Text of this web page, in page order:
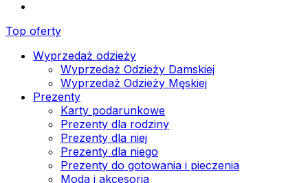
Top oferty
Wyprzedaż odzieży
Wyprzedaż Odzieży Damskiej
Wyprzedaż Odzieży Męskiej
Prezenty
Karty podarunkowe
Prezenty dla rodziny
Prezenty dla niej
Prezenty dla niego
Prezenty do gotowania i pieczenia
Moda i akcesoria